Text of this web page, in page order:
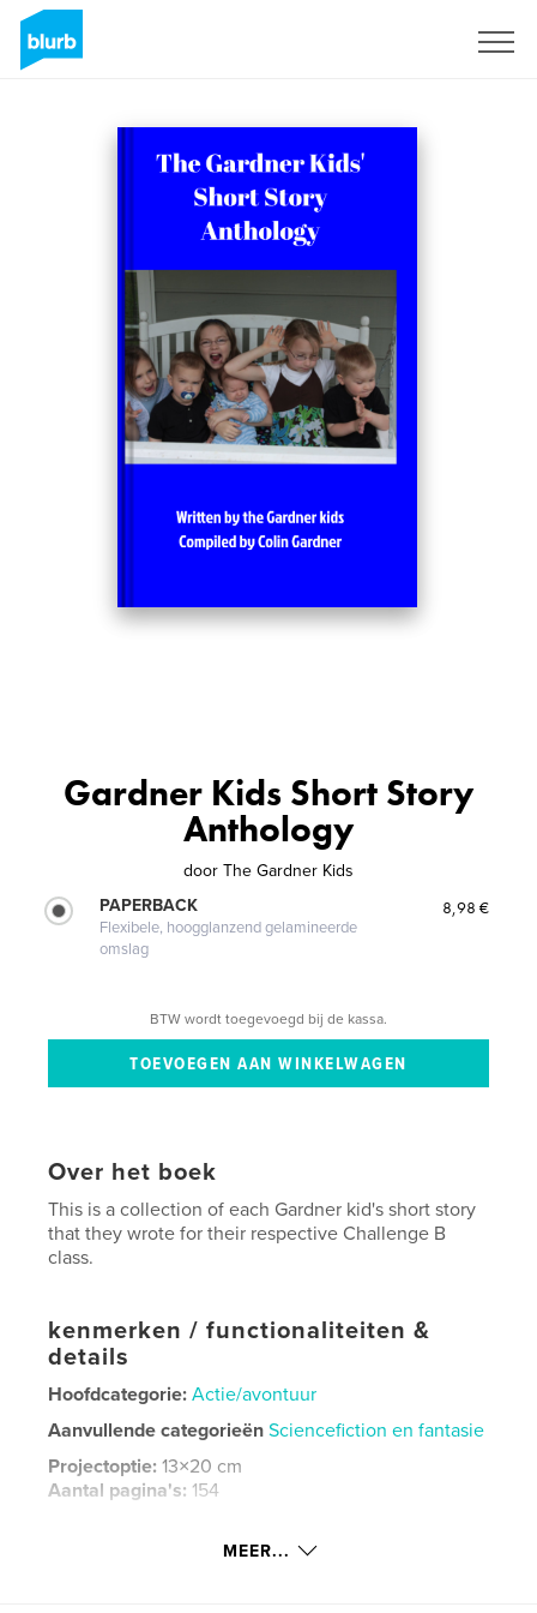
Gardner Kids Short Story
Anthology
door The Gardner Kids
PAPERBACK
Flexibele, hoogglanzend gelamineerde
omslag
8,98 €
BTW wordt toegevoegd bij de kassa.
Over het boek
This is a collection of each Gardner kid's short story
that they wrote for their respective Challenge B
class.
kenmerken / functionaliteiten &
details
Hoofdcategorie: Actie/avontuur
Aanvullende categorieën Sciencefiction en fantasie
Projectoptie:13×20 cm
Aantal pagina's: 154
Paperback: 9798240516962
MEER...